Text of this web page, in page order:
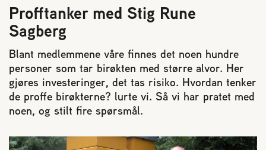
Starte med birøkt
Medlemssider
Biene svermer
Profftanker med Stig Rune
Sagberg
Blant medlemmene våre finnes det noen hundre
personer som tar birøkten med større alvor. Her
gjøres investeringer, det tas risiko. Hvordan tenker
de proffe birøkterne? lurte vi. Så vi har pratet med
noen, og stilt fire spørsmål.